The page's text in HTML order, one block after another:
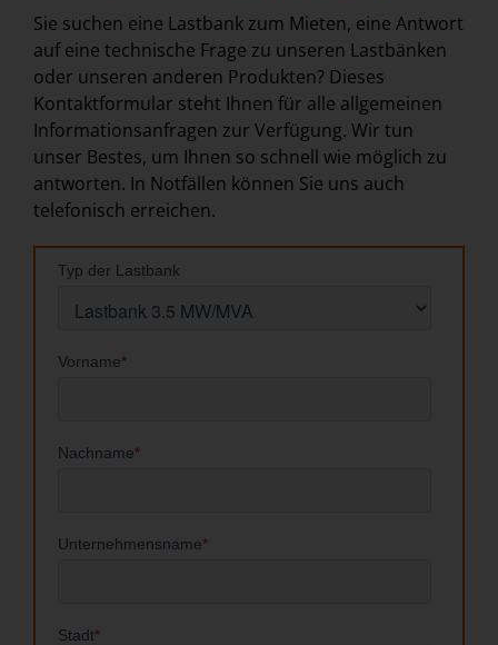
Ressourcen
Kontakt
Kalender
Sie suchen eine Lastbank zum Mieten, eine Antwort
auf eine technische Frage zu unseren Lastbänken
oder unseren anderen Produkten? Dieses
Kontaktformular steht Ihnen für alle allgemeinen
Informationsanfragen zur Verfügung. Wir tun
unser Bestes, um Ihnen so schnell wie möglich zu
antworten. In Notfällen können Sie uns auch
telefonisch erreichen.